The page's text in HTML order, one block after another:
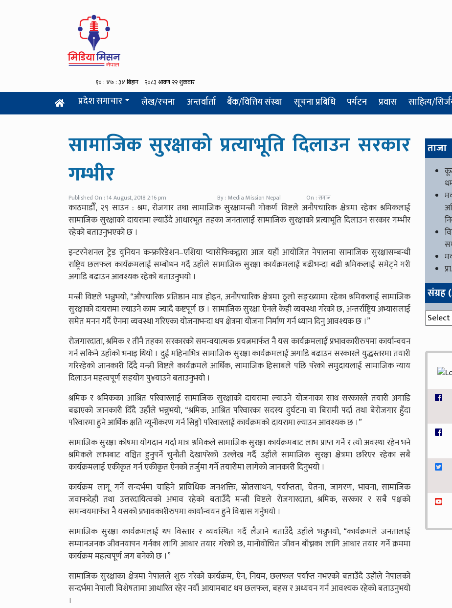
प्रदेश समाचार लेख/रचना अन्तर्वार्ता बैंक/वित्तिय संस्था सूचना प्रबिधि पर्यटन प्रवास साहित्य/
सामाजिक सुरक्षाको प्रत्याभूति दिलाउन सरकार
गम्भीर
Published On : 14 August, 2018 2:16 pm By : Media Mission Nepal On : समाज
काठमाडौंँ, २९ साउन : श्रम, रोजगार तथा सामाजिक सुरक्षामन्त्री गोकर्ण विष्टले अनौपचारिक क्षेत्रमा रहेका श्रमिकलाई
सामाजिक सुरक्षाको दायरामा ल्याउँदै आधारभूत तहका जनतालाई सामाजिक सुरक्षाको प्रत्याभूति दिलाउन सरकार गम्भीर
रहेको बताउनुभएको छ ।
इन्टरनेशनल ट्रेड युनियन कन्फ्ररिडेशन–एशिया प्यासेफिकद्वारा आज यहाँ आयोजित नेपालमा सामाजिक सुरक्षासम्बन्धी
राष्ट्रिय छलफल कार्यक्रमलाई सम्बोधन गर्दै उहाँले सामाजिक सुरक्षा कार्यक्रमलाई बढीभन्दा बढी श्रमिकलाई समेट्ने गरी
अगाडि बढाउन आवश्यक रहेको बताउनुभयो ।
मन्त्री विष्टले भन्नुभयो, “औपचारिक प्रतिष्ठान मात्र होइन, अनौपचारिक क्षेत्रमा ठूलो सङ्ख्यामा रहेका श्रमिकलाई सामाजिक
सुरक्षाको दायरामा ल्याउने काम ज्यादै कष्टपूर्ण छ । सामाजिक सुरक्षा ऐनले केही व्यवस्था गरेको छ, अन्तर्राष्ट्रिय अभ्यासलाई
समेत मनन गर्दै ऐनमा व्यवस्था गरिएका योजनाभन्दा थप क्षेत्रमा योजना निर्माण गर्न ध्यान दिनु आवश्यक छ ।”
रोजगारदाता, श्रमिक र तीनै तहका सरकारको समन्वयात्मक प्रयत्नमार्फत नै यस कार्यक्रमलाई प्रभावकारीरुपमा कार्यान्वयन
गर्न सकिने उहाँको भनाइ थियो । दुई महिनाभित्र सामाजिक सुरक्षा कार्यक्रमलाई अगाडि बढाउन सरकारले युद्धस्तरमा तयारी
गरिरहेको जानकारी दिँदै मन्त्री विष्टले कार्यक्रमले आर्थिक, सामाजिक हिसाबले पछि परेको समुदायलाई सामाजिक न्याय
दिलाउन महत्वपूर्ण सहयोग पु¥याउने बताउनुभयो ।
श्रमिक र श्रमिकका आश्रित परिवारलाई सामाजिक सुरक्षाको दायरामा ल्याउने योजनाका साथ सरकारले तयारी अगाडि
बढाएको जानकारी दिँदै उहाँले भन्नुभयो, “श्रमिक, आश्रित परिवारका सदस्य दुर्घटना वा बिरामी पर्दा तथा बेरोजगार हुँदा
परिवारमा हुने आर्थिक क्षति न्यूनीकरण गर्न सिङ्गो परिवारलाई कार्यक्रमको दायरामा ल्याउन आवश्यक छ ।”
सामाजिक सुरक्षा कोषमा योगदान गर्दा मात्र श्रमिकले सामाजिक सुरक्षा कार्यक्रमबाट लाभ प्राप्त गर्ने र त्यो अवस्था रहेन भने
श्रमिकले लाभबाट वञ्चित हुनुपर्ने चुनौती देखापरेको उल्लेख गर्दै उहाँले सामाजिक सुरक्षा क्षेत्रमा छरिएर रहेका सबै
कार्यक्रमलाई एकीकृत गर्न एकीकृत ऐनको तर्जुमा गर्ने तयारीमा लागेको जानकारी दिनुभयो ।
कार्यक्रम लागू गर्ने सन्दर्भमा चाहिने प्राविधिक जनशक्ति, स्रोतसाधन, पर्याप्तता, चेतना, जागरण, भावना, सामाजिक
जवाफदेही तथा उत्तरदायित्वको अभाव रहेको बताउँदै मन्त्री विष्टले रोजगारदाता, श्रमिक, सरकार र सबै पक्षको
समन्वयमार्फत नै यसको प्रभावकारीरुपमा कार्यान्वयन हुने विश्वास गर्नुभयो ।
सामाजिक सुरक्षा कार्यक्रमलाई थप विस्तार र व्यवस्थित गर्दै लैजाने बताउँदै उहाँले भन्नुभयो, “कार्यक्रमले जनतालाई
सम्मानजनक जीवनयापन गर्नका लागि आधार तयार गरेको छ, मानोवोचित जीवन बाँच्नका लागि आधार तयार गर्ने क्रममा
कार्यक्रम महत्वपूर्ण जग बनेको छ ।”
सामाजिक सुरक्षाका क्षेत्रमा नेपालले शुरु गरेको कार्यक्रम, ऐन, नियम, छलफल पर्याप्त नभएको बताउँदै उहाँले नेपालको
सन्दर्भमा नेपाली विशेषतामा आधारित रहेर नयाँ आयामबाट थप छलफल, बहस र अध्ययन गर्न आवश्यक रहेको बताउनुभयो
।
ताजा
संग्रह
संग्रह